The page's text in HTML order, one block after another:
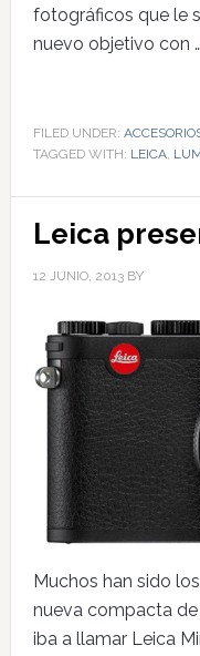
fotográficos que le
nuevo objetivo con …
FILED UNDER:
TAGGED WITH: LEICA,
Leica
12 JUNIO, 2013BY
Muchos han sido
nueva compacta
iba a llamar Leica